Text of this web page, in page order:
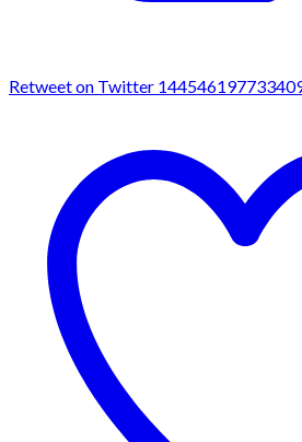
Retweet on Twitter